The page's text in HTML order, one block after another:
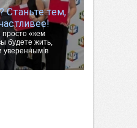
Станьте тем,
«кем
будете жить,
уверенным в